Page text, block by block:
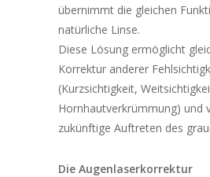
übernimmt die gleichen
natürliche Linse.
Diese Lösung ermöglicht
Korrektur anderer
(Kurzsichtigkeit,
Hornhautverkrümmung) und
zukünftige Auftreten des
Die Augenlaserkorrektur